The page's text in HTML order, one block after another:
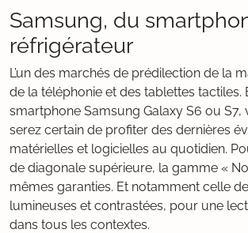
Samsung, du
réfrigérateur
L’un des marchés de prédilection de la
de la téléphonie et des tablettes tactiles.
smartphone Samsung Galaxy S6 ou S7,
serez certain de profiter des dernières
matérielles et logicielles au quotidien.
de diagonale supérieure, la gamme «
mêmes garanties. Et notamment celle
lumineuses et contrastées, pour une
dans tous les contextes.